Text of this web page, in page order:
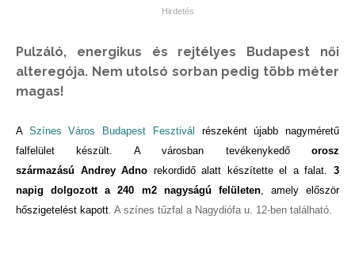
Pulzáló, energikus és rejtélyes Budapest női
alteregója. Nem utolsó sorban pedig több méter
magas!
A Színes Város Budapest Fesztivál
részeként újabb nagyméretű
falfelület készült. A városban tevékenykedőorosz
származású Andrey Adno rekordidő alatt készítette el a falat.3
napig dolgozott a 240 m2 nagyságú felületen, amely először
hőszigetelést kapott. A színes tűzfal a Nagydiófa u. 12-ben található.